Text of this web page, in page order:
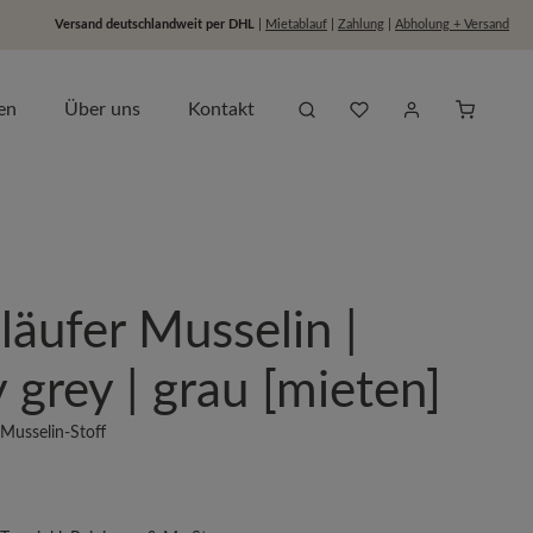
Versand deutschlandweit per DHL Mietablauf Zahlung Abholung + Versand
Über uns Kontakt
Musselin |
grey | grau [mieten]
Stoff